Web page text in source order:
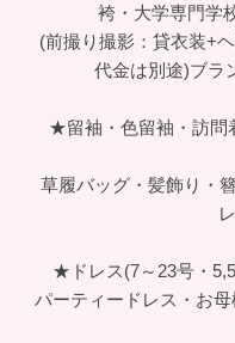
袴・大学専門学
(前撮り撮影：貸衣装+
代金は別途)ブラ
★留袖・色留袖・訪問
草履バッグ・髪飾り・
★ドレス(7～23号・
パーティードレス・お